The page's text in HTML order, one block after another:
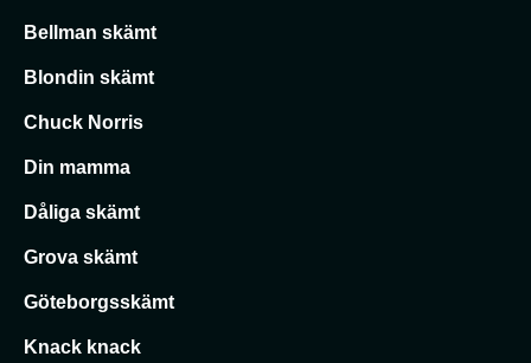
Bellman skämt
Blondin skämt
Chuck Norris
Din mamma
Dåliga skämt
Grova skämt
Göteborgsskämt
Knack knack